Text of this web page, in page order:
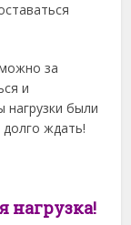
за
и
нагрузки были
долго ждать!
нагрузка!